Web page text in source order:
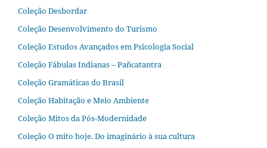
Coleção Desbordar
Coleção Desenvolvimento do Turismo
Coleção Estudos Avançados em Psicologia Social
Coleção Fábulas Indianas – Pañcatantra
Coleção Gramáticas do Brasil
Coleção Habitação e Meio Ambiente
Coleção Mitos da Pós-Modernidade
Coleção O mito hoje. Do imaginário à sua cultura